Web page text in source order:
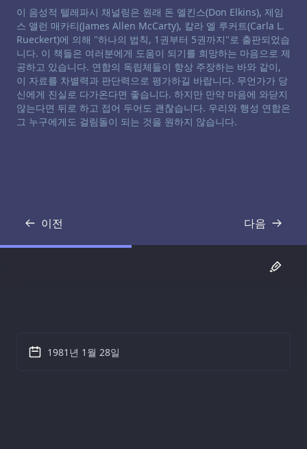
채널링 면책 성명서:
이 음성적 텔레파시 채널링은 원래 돈 엘킨스(Don Elkins), 제임
스 앨런 매카티(James Allen McCarty), 칼라 엘 루커트(Carla L.
Rueckert)에 의해 "하나의 법칙, 1권부터 5권까지"로 출판되었습
니다. 이 책들은 여러분에게 도움이 되기를 희망하는 마음으로 제
공하고 있습니다. 연합의 독립체들이 항상 주장하는 바와 같이,
이 자료를 차별력과 판단력으로 평가하길 바랍니다. 무언가가 당
신에게 진실로 다가온다면 좋습니다. 하지만 만약 마음에 와닫지
않는다면 뒤로 하고 접어 두어도 괜찮습니다. 우리와 행성 연합은
그 누구에게도 걸림돌이 되는 것을 원하지 않습니다.
이전
기록 다음
기록
1981년 1월 28일